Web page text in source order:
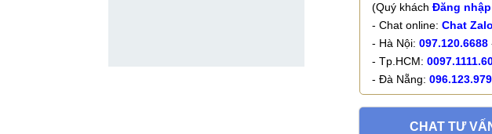
(Quý khách Đăng nhập
- Chat online: Chat Zalo
- Hà Nội: 097.120.6688
- Tp.HCM:
- Đà Nẵng:
CHAT TƯ